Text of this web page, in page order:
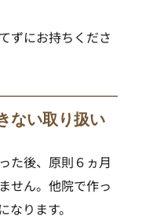
ずにお持ちくださ
ない取り扱い
た後、原則６ヵ月
せん。他院で作っ
ります。